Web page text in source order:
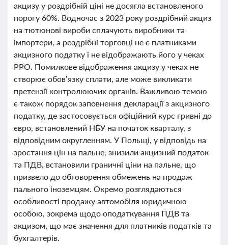
акцизу у роздрібній ціні не досягла встановленого
порогу 60%. Водночас з 2023 року роздрібний акциз
на тютюнові вироби сплачують виробники та
імпортери, а роздрібні торговці не є платниками
акцизного податку і не відображають його у чеках
РРО. Помилкове відображення акцизу у чеках не
створює обов’язку сплати, але може викликати
претензії контролюючих органів. Важливою темою
є також порядок заповнення декларації з акцизного
податку, де застосовується офіційний курс гривні до
євро, встановлений НБУ на початок кварталу, з
відповідним округленням. У Польщі, у відповідь на
зростання цін на пальне, знизили акцизний податок
та ПДВ, встановили граничні ціни на пальне, що
призвело до обговорення обмежень на продаж
пального іноземцям. Окремо розглядаються
особливості продажу автомобіля юридичною
особою, зокрема щодо оподаткування ПДВ та
акцизом, що має значення для платників податків та
бухгалтерів.